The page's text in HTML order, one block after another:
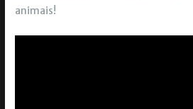
animais!